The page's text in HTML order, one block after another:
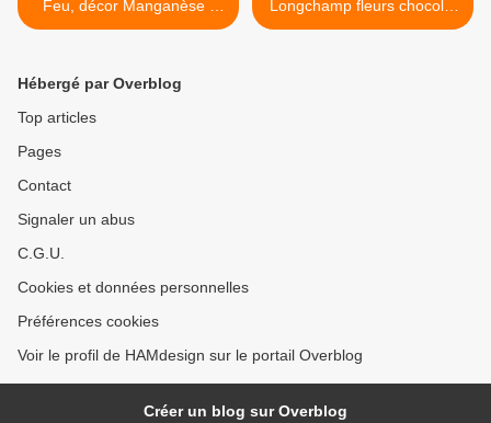
Feu, décor Manganèse -
XVIIIe - 40 euros
Longchamp fleurs chocolat
- 12 euros >
Hébergé par Overblog
Top articles
Pages
Contact
Signaler un abus
C.G.U.
Cookies et données personnelles
Préférences cookies
Voir le profil de HAMdesign sur le portail Overblog
Créer un blog sur Overblog